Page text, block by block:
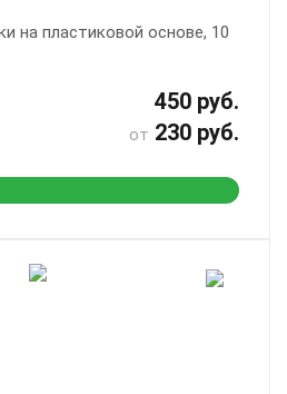
на пластиковой основе, 10
450 руб.
от 230 руб.